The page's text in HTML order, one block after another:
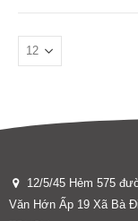
12/5/45 Hẻm 575
Văn Hớn Ấp 19 Xã Bà